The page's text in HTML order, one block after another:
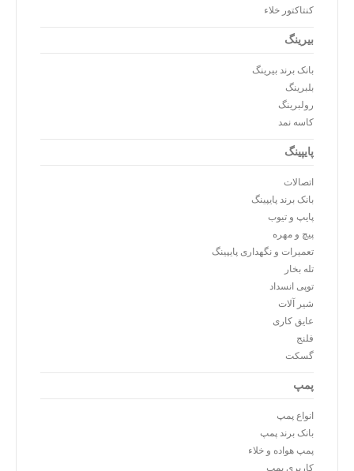
کنتاکتور خلاء
بیرینگ
بانک برند بیرینگ
بلبرینگ
رولبرینگ
کاسه نمد
پایپینگ
اتصالات
بانک برند پایپینگ
پایپ و تیوب
پیچ و مهره
تعمیرات و نگهداری پایپینگ
تله بخار
توپی انسداد
شیر آلات
عایق کاری
فلنج
گسکت
پمپ
انواع پمپ
بانک برند پمپ
پمپ هواده و خلاء
کاربری پمپ